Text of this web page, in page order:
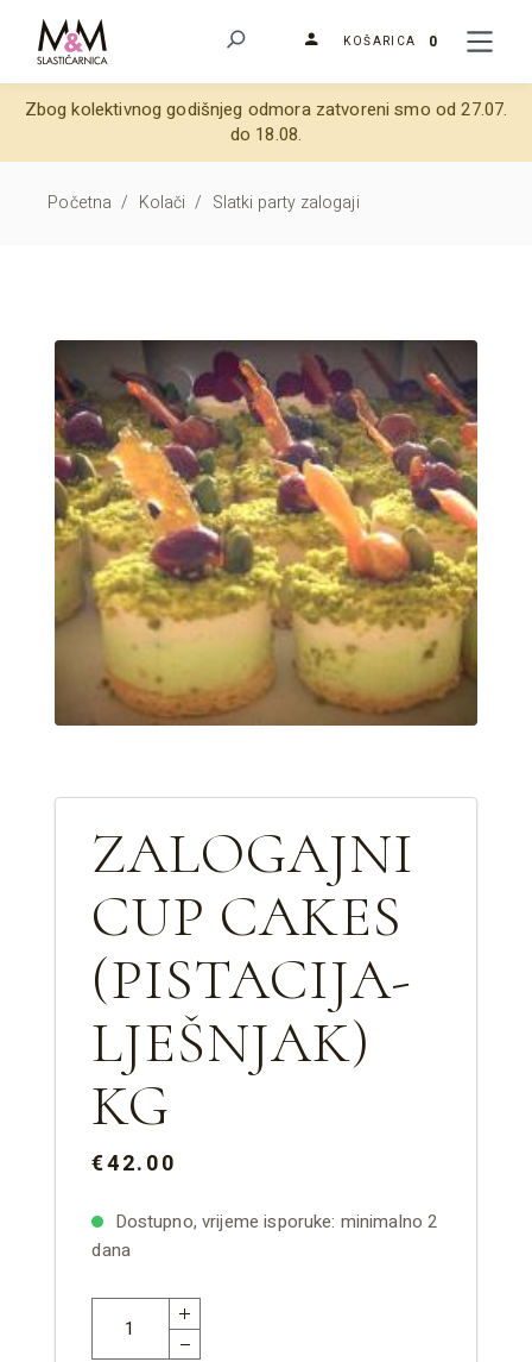
KOŠARICA 0
Zbog kolektivnog godišnjeg odmora zatvoreni smo od 27.07.
do 18.08.
Početna / Kolači / Slatki party zalogaji
ZALOGAJNI
CUP CAKES
(PISTACIJA-
LJEŠNJAK)
KG
€42.00
Dostupno, vrijeme isporuke: minimalno 2
dana